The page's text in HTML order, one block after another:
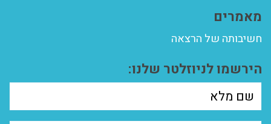
מאמרים
חשיבותה של הרצאה
הירשמו לניוזלטר שלנו: